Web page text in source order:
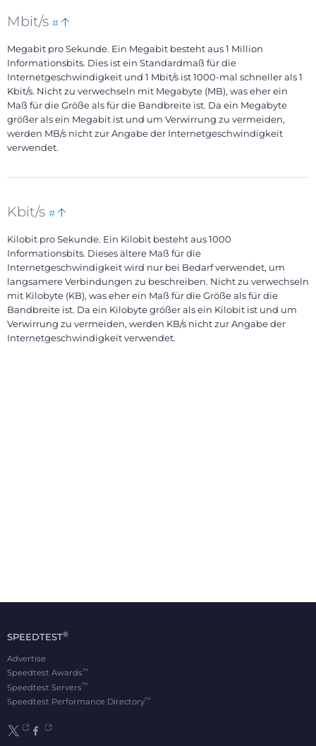
Mbit/s # Bookmark
top
Megabit pro Sekunde. Ein Megabit besteht aus 1 Million
Informationsbits. Dies ist ein Standardmaß für die
Internetgeschwindigkeit und 1 Mbit/s ist 1000-mal schneller als 1
Kbit/s. Nicht zu verwechseln mit Megabyte (MB), was eher ein
Maß für die Größe als für die Bandbreite ist. Da ein Megabyte
größer als ein Megabit ist und um Verwirrung zu vermeiden,
werden MB/s nicht zur Angabe der Internetgeschwindigkeit
verwendet.
Kbit/s # Bookmark
top
Kilobit pro Sekunde. Ein Kilobit besteht aus 1000
Informationsbits. Dieses ältere Maß für die
Internetgeschwindigkeit wird nur bei Bedarf verwendet, um
langsamere Verbindungen zu beschreiben. Nicht zu verwechseln
mit Kilobyte (KB), was eher ein Maß für die Größe als für die
Bandbreite ist. Da ein Kilobyte größer als ein Kilobit ist und um
Verwirrung zu vermeiden, werden KB/s nicht zur Angabe der
Internetgeschwindigkeit verwendet.
SPEEDTEST®
Advertise
Speedtest Awards™
Speedtest Servers™
Speedtest Performance Directory™